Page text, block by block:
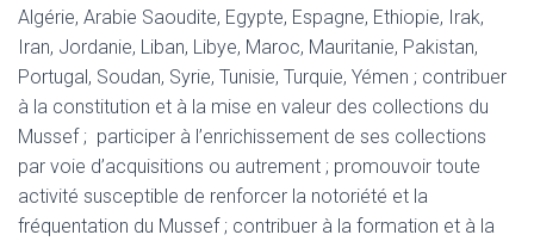
Algérie, Arabie Saoudite, Egypte, Espagne, Ethiopie, Irak,
Iran, Jordanie, Liban, Libye, Maroc, Mauritanie, Pakistan,
Portugal, Soudan, Syrie, Tunisie, Turquie, Yémen ; contribuer
à la constitution et à la mise en valeur des collections du
Mussef ; participer à l’enrichissement de ses collections
par voie d’acquisitions ou autrement ; promouvoir toute
activité susceptible de renforcer la notoriété et la
fréquentation du Mussef ; contribuer à la formation et à la